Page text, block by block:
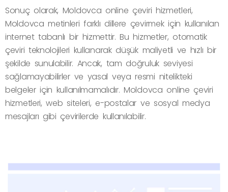
Sonuç olarak, Moldovca online çeviri hizmetleri,
Moldovca metinleri farklı dillere çevirmek için kullanılan
internet tabanlı bir hizmettir. Bu hizmetler, otomatik
çeviri teknolojileri kullanarak düşük maliyetli ve hızlı bir
şekilde sunulabilir. Ancak, tam doğruluk seviyesi
sağlamayabilirler ve yasal veya resmi nitelikteki
belgeler için kullanılmamalıdır. Moldovca online çeviri
hizmetleri, web siteleri, e-postalar ve sosyal medya
mesajları gibi çevirilerde kullanılabilir.